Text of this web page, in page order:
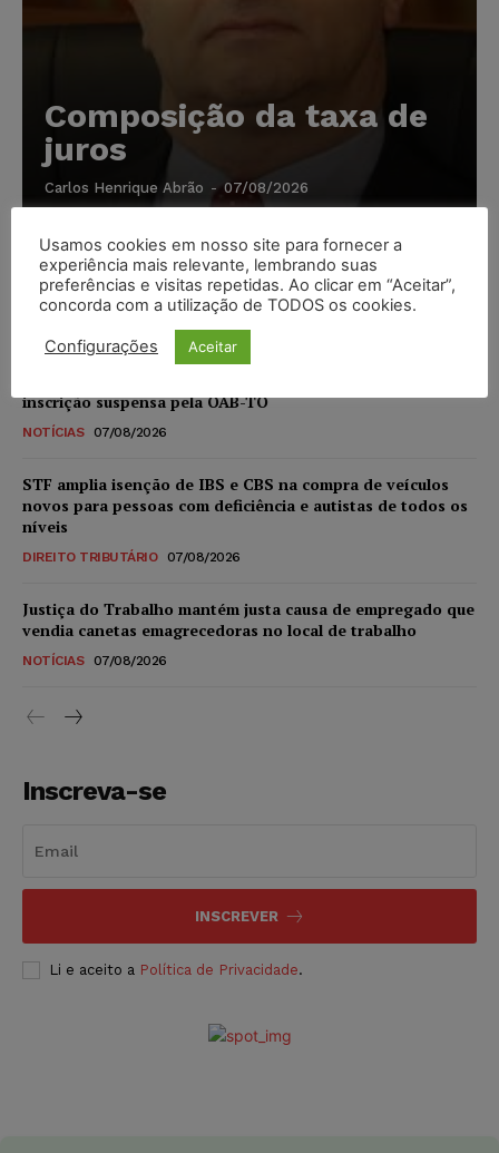
Composição da taxa de
juros
Carlos Henrique Abrão - 07/08/2026
Meta é alvo de denúncia após anúncios com conteúdo
sexual infantil gerado por IA circularem em suas
plataformas
inscrição suspensa pela OAB-TO
NOTÍCIAS 07/08/2026
STF amplia isenção de IBS e CBS na compra de veículos
novos para pessoas com deficiência e autistas de todos os
níveis
DIREITO TRIBUTÁRIO 07/08/2026
Justiça do Trabalho mantém justa causa de empregado que
vendia canetas emagrecedoras no local de trabalho
NOTÍCIAS 07/08/2026
Inscreva-se
INSCREVER
Li e aceito a Política de Privacidade.
Usamos cookies em nosso site para fornecer a
experiência mais relevante, lembrando suas
preferências e visitas repetidas. Ao clicar em “Aceitar”,
concorda com a utilização de TODOS os cookies.
Configurações Aceitar